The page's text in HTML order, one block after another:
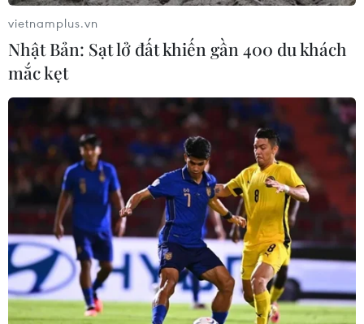
09/08/2026 04:22
Đội tuyển Việt Nam đối đầu Malaysia
tại bán kết ASEAN Cup 2026
08/08/2026 15:53
Chủ sân Azteca lỗ hơn 47 triệu USD vì
World Cup 2026
08/08/2026 06:43
ASEAN Cup 2026 ngày 8/8: Xác định
đối thủ của đội tuyển Việt Nam ở bán
vietnamplus.vn
Nhật Bản: Sạt lở đất khiến gần 400 du khách
mắc kẹt